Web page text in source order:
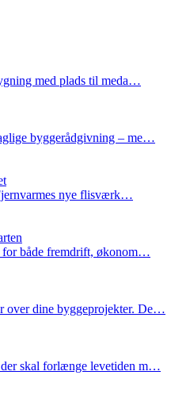
med plads til meda…
byggerådgivning – me…
nye flisværk…
for både fremdrift, økonom…
over dine byggeprojekter. De…
der skal forlænge levetiden m…